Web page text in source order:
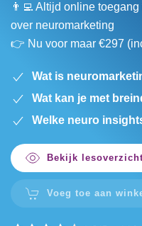
👨‍💻 Altijd online
over neuromarketing
👉 Nu voor maar €297
Wat is
Wat kan je met
Welke neuro
Bekijk
Voeg toe aan